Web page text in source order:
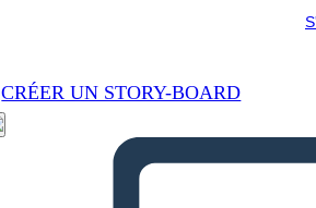
CRÉER UN STORY-BOARD